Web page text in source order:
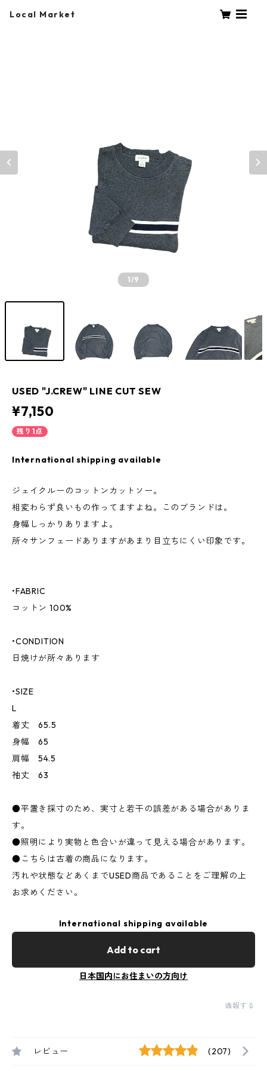
Local Market
1/9
USED "J.CREW" LINE CUT SEW
¥7,150
残り1点
International shipping available
ジェイクルーのコットンカットソー。
相変わらず良いもの作ってますよね。このブランドは。
身幅しっかりありますよ。
所々サンフェードありますがあまり目立ちにくい印象です。
•FABRIC
コットン 100%
•CONDITION
日焼けが所々あります
•SIZE
L
着丈 65.5
身幅 65
肩幅 54.5
袖丈 63
●平置き採寸のため、実寸と若干の誤差がある場合がありま
す。
●照明により実物と色合いが違って見える場合があります。
●こちらは古着の商品になります。
汚れや状態などあくまでUSED商品であることをご理解の上
お求めください。
International shipping available
Add to cart
日本国内にお住まいの方向け
通報する
レビュー (207)